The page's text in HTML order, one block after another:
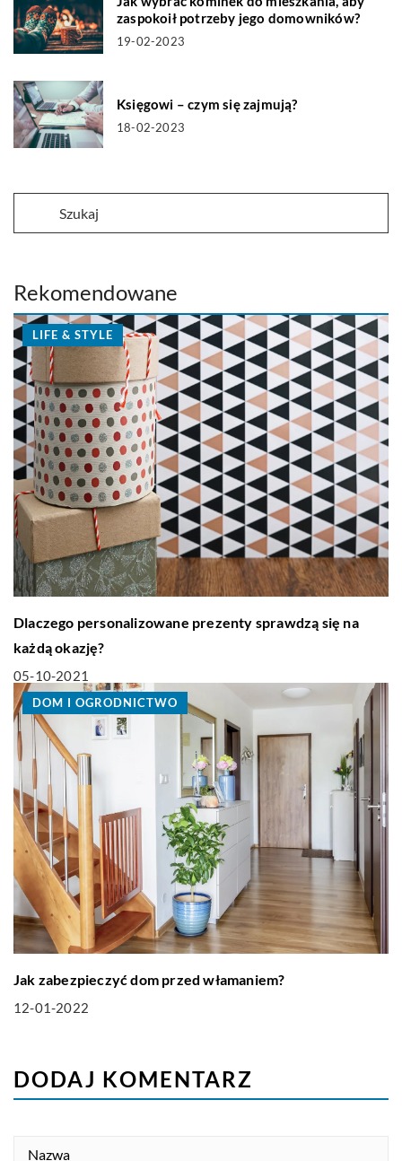
zaspokoił potrzeby jego domowników?
19-02-2023
Księgowi – czym się zajmują?
18-02-2023
Rekomendowane
LIFE & STYLE
Dlaczego personalizowane prezenty sprawdzą się na
każdą okazję?
05-10-2021
DOM I OGRODNICTWO
Jak zabezpieczyć dom przed włamaniem?
12-01-2022
DODAJ KOMENTARZ